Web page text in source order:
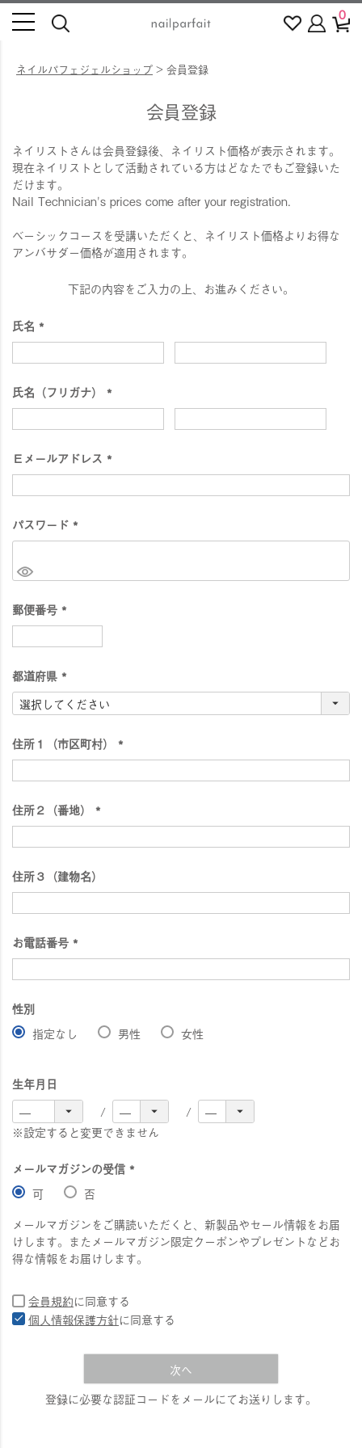
0
ネイルパフェジェルショップ 会員登録
会員登録
ネイリストさんは会員登録後、ネイリスト価格が表示されます。
現在ネイリストとして活動されている方はどなたでもご登録いた
だけます。
Nail Technician's prices come after your registration.
ベーシックコースを受講いただくと、ネイリスト価格よりお得な
アンバサダー価格が適用されます。
下記の内容をご入力の上、お進みください。
氏名
(
必
氏名（フリガナ）
(
必
)
Ｅメールアドレス
(
必
パスワード
(
須
郵便番号
(
必
)
都道府県
(
必
)
住所１（市区町村）
(
必
住所２（番地）
(
必
住所３（建物名）
お電話番号
(
必
性別
指定なし
男性 女性
生年月日
※設定すると変更できません
メールマガジンの受信
須
)
可
否
メールマガジンをご購読いただくと、新製品やセール情報をお届
けします。またメールマガジン限定クーポンやプレゼントなどお
得な情報をお届けします。
会員規約に同意する
個人情報保護方針に同意する
次へ
登録に必要な認証コードをメールにてお送りします。